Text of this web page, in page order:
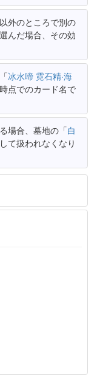
外のところで別の
んだ場合、その効
冰水啼 霓石精·海
点でのカード名で
場合、墓地の「白
て扱われなくなり